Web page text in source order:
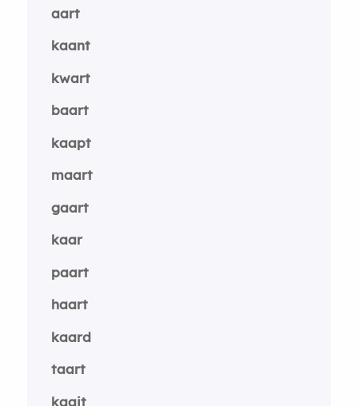
aart
kaant
kwart
baart
kaapt
maart
gaart
kaar
paart
haart
kaard
taart
kaait